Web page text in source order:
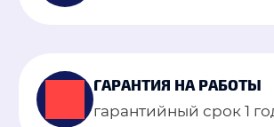
ГАРАНТИЯ НА РАБОТЫ
гарантийный срок 1